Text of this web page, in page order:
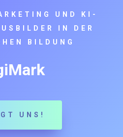
UND KI-
IN DER
BILDUNG
UNS!